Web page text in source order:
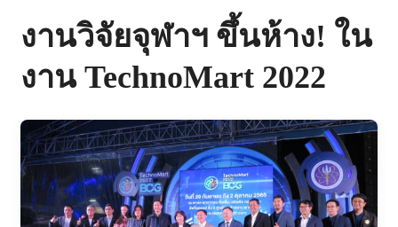
งานวิจัยจุฬาฯ ขึ้นห้าง! ใน
งาน TechnoMart 2022